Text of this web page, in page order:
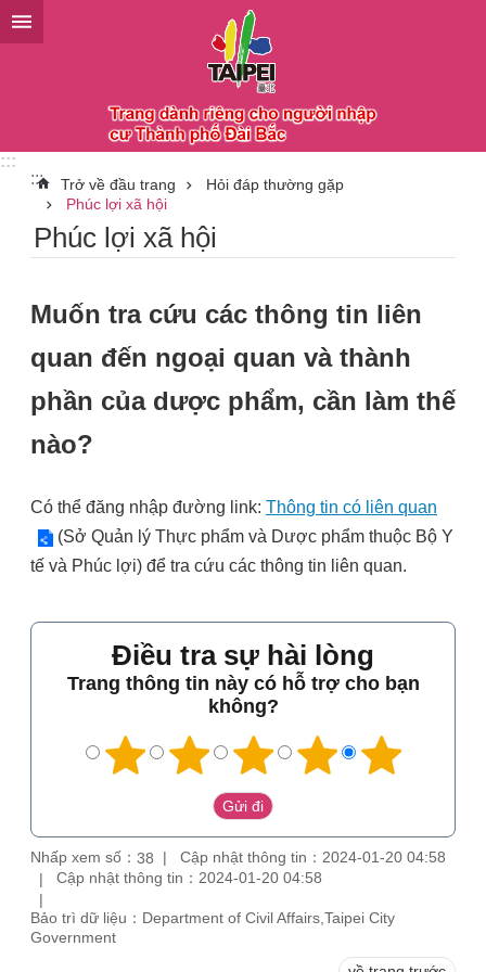
Chuyển đến khối nội dung chính
:::
:::
Trở về đầu trang
Hỏi đáp thường gặp
Phúc lợi xã hội
Phúc lợi xã hội
Muốn tra cứu các thông tin liên
quan đến ngoại quan và thành
phần của dược phẩm, cần làm thế
nào?
Có thể đăng nhập đường link: Thông tin có liên quan
(Sở Quản lý Thực phẩm và Dược phẩm thuộc Bộ Y
tế và Phúc lợi) để tra cứu các thông tin liên quan.
Điều tra sự hài lòng
Trang thông tin này có hỗ trợ cho bạn
không?
Nhấp xem số： 38
Cập nhật thông tin：2024-01-20 04:58
Cập nhật thông tin：2024-01-20 04:58
Bảo trì dữ liệu：Department of Civil Affairs,Taipei City
Government